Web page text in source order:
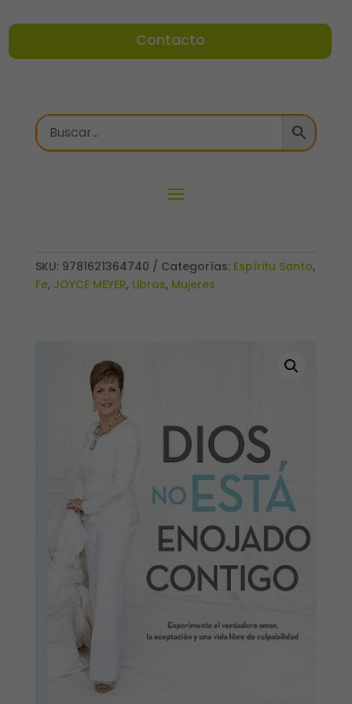
Contacto
SKU: 9781621364740 Categorías: Espíritu Santo,
Fe, JOYCE MEYER, Libros, Mujeres